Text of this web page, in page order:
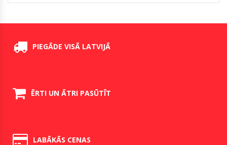
PIEGĀDE VISĀ LATVIJĀ
ĒRTI UN ĀTRI PASŪTĪT
LABĀKĀS CENAS